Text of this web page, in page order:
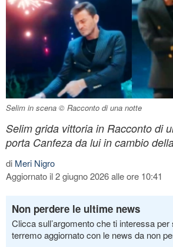
Selim in scena © Racconto di una notte
Selim grida vittoria in Racconto di
porta Canfeza da lui in cambio
di Meri Nigro
Aggiornato il 2 giugno 2026 alle ore 10:41
Non perdere le ultime news
Clicca sull’argomento che ti interessa per
terremo aggiornato con le news da non